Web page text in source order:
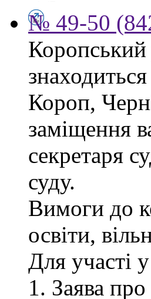
№ 49-50
Коропський
Короп,
заміщення
секретаря
суду.
Вимоги до
освіти,
Для участі
1. Заява